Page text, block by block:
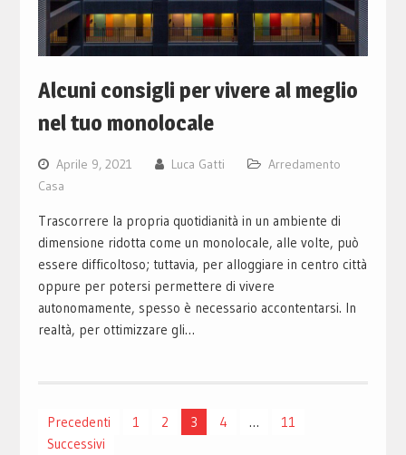
Alcuni consigli per vivere al meglio
nel tuo monolocale
Aprile 9, 2021 Luca Gatti
Arredamento
Casa
Trascorrere la propria quotidianità in un ambiente di
dimensione ridotta come un monolocale, alle volte, può
essere difficoltoso; tuttavia, per alloggiare in centro città
oppure per potersi permettere di vivere
autonomamente, spesso è necessario accontentarsi. In
realtà, per ottimizzare gli…
Paginazione
Precedenti 1 2 3 4 …
11
Successivi